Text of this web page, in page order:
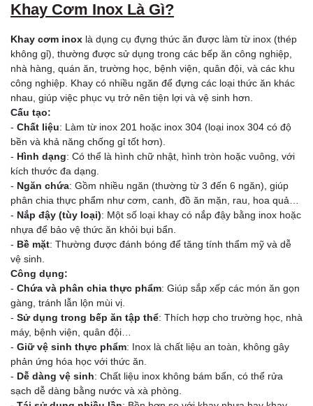
Khay Cơm Inox Là Gì?
Khay cơm inox là dụng cụ đựng thức ăn được làm từ inox (thép
không gỉ), thường được sử dụng trong các bếp ăn công nghiệp,
nhà hàng, quán ăn, trường học, bệnh viện, quân đội, và các khu
công nghiệp. Khay có nhiều ngăn để đựng các loại thức ăn khác
nhau, giúp việc phục vụ trở nên tiện lợi và vệ sinh hơn.
Cấu tạo:
- Chất liệu: Làm từ inox 201 hoặc inox 304 (loại inox 304 có độ
bền và khả năng chống gỉ tốt hơn).
- Hình dạng: Có thể là hình chữ nhật, hình tròn hoặc vuông, với
kích thước đa dạng.
- Ngăn chứa: Gồm nhiều ngăn (thường từ 3 đến 6 ngăn), giúp
phân chia thực phẩm như cơm, canh, đồ ăn mặn, rau, hoa quả…
- Nắp đậy (tùy loại): Một số loại khay có nắp đậy bằng inox hoặc
nhựa để bảo vệ thức ăn khỏi bụi bẩn.
- Bề mặt: Thường được đánh bóng để tăng tính thẩm mỹ và dễ
vệ sinh.
Công dụng:
- Chứa và phân chia thực phẩm: Giúp sắp xếp các món ăn gọn
gàng, tránh lẫn lộn mùi vị.
- Sử dụng trong bếp ăn tập thể: Thích hợp cho trường học, nhà
máy, bệnh viện, quân đội…
- Giữ vệ sinh thực phẩm: Inox là chất liệu an toàn, không gây
phản ứng hóa học với thức ăn.
- Dễ dàng vệ sinh: Chất liệu inox không bám bẩn, có thể rửa
sạch dễ dàng bằng nước và xà phòng.